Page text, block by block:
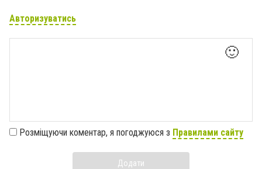
Авторизуватись
🙂
Розміщуючи коментар, я погоджуюся з Правилами сайту
Додати